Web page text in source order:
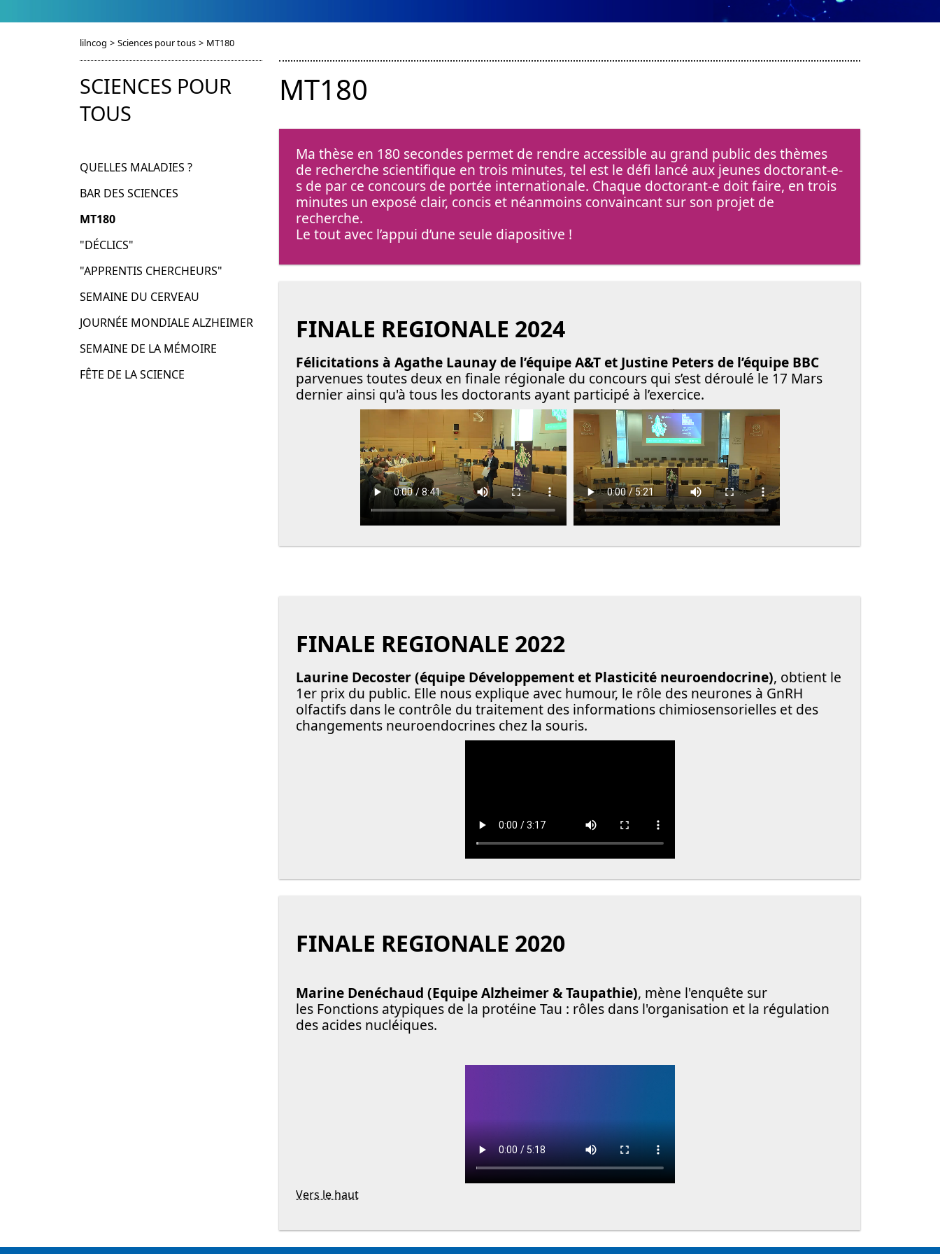
lilncog > Sciences pour tous > MT180
SCIENCES POUR
TOUS
QUELLES MALADIES ?
BAR DES SCIENCES
MT180
"DÉCLICS"
"APPRENTIS CHERCHEURS"
SEMAINE DU CERVEAU
JOURNÉE MONDIALE ALZHEIMER
SEMAINE DE LA MÉMOIRE
FÊTE DE LA SCIENCE
MT180
Ma thèse en 180 secondes permet de rendre accessible au grand public des thèmes
de recherche scientifique en trois minutes, tel est le défi lancé aux jeunes doctorant-e-
s de par ce concours de portée internationale. Chaque doctorant-e doit faire, en trois
minutes un exposé clair, concis et néanmoins convaincant sur son projet de
recherche.
Le tout avec l’appui d’une seule diapositive !
FINALE REGIONALE 2024
Félicitations à Agathe Launay de l’équipe A&T et Justine Peters de l’équipe BBC
parvenues toutes deux en finale régionale du concours qui s’est déroulé le 17 Mars
dernier ainsi qu'à tous les doctorants ayant participé à l’exercice.
FINALE REGIONALE 2022
Laurine Decoster (équipe Développement et Plasticité neuroendocrine), obtient le
1er prix du public. Elle nous explique avec humour, le rôle des neurones à GnRH
olfactifs dans le contrôle du traitement des informations chimiosensorielles et des
changements neuroendocrines chez la souris.
FINALE REGIONALE 2020
Marine Denéchaud (Equipe Alzheimer & Taupathie), mène l'enquête sur
les Fonctions atypiques de la protéine Tau : rôles dans l'organisation et la régulation
des acides nucléiques.
Vers le haut